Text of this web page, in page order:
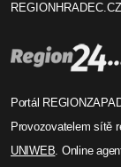
REGIONHRADEC.CZ
Portál
Provozovatelem sítě
UNIWEB. Online